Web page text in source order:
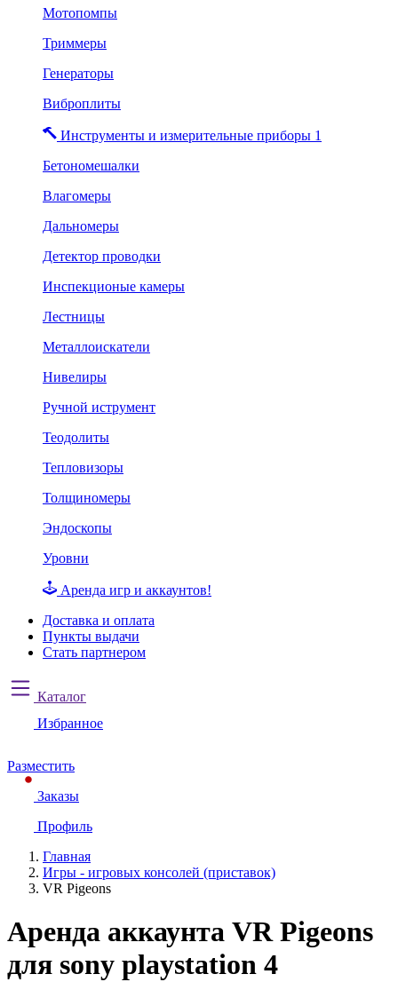
Мотопомпы
Триммеры
Генераторы
Виброплиты
Инструменты и измерительные приборы 1
Бетономешалки
Влагомеры
Дальномеры
Детектор проводки
Инспекционые камеры
Лестницы
Металлоискатели
Нивелиры
Ручной иструмент
Теодолиты
Тепловизоры
Толщиномеры
Эндоскопы
Уровни
Аренда игр и аккаунтов!
Доставка и оплата
Пункты выдачи
Стать партнером
Каталог
Избранное
Разместить
Заказы
Профиль
Главная
Игры - игровых консолей (приставок)
VR Pigeons
Аренда аккаунта VR Pigeons
для sony playstation 4